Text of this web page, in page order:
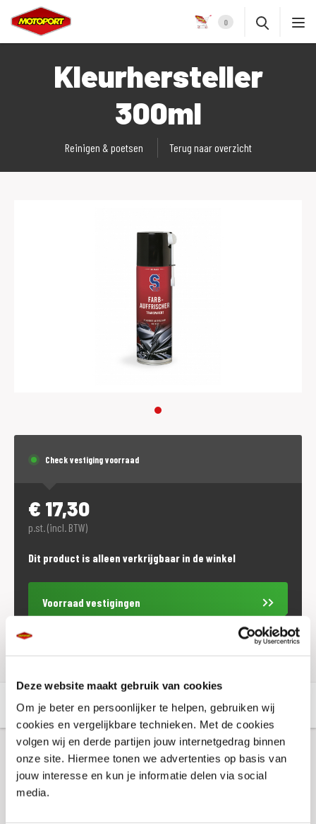
Deze website maakt gebruik van cookies
Om je beter en persoonlijker te helpen, gebruiken wij
cookies en vergelijkbare technieken. Met de cookies
volgen wij en derde partijen jouw internetgedrag binnen
onze site. Hiermee tonen we advertenties op basis van
jouw interesse en kun je informatie delen via social
media.
0
Kleurhersteller
300ml
Reinigen & poetsen Terug naar overzicht
Check vestiging voorraad
€ 17,30
p.st. (incl. BTW)
Dit product is alleen verkrijgbaar in de winkel
Voorraad vestigingen
Check de voorraad eenvoudig en snel online
Aanvullende informatie Winkelvoorraad
Aanvullende informatie